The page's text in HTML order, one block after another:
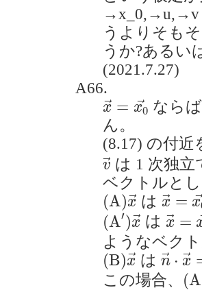
→x_0,→u,→v
うよりそも
うか?あるい
(2021.7.27)
A66.
→
x = →
x0
x→ x →
ならば
ん。
(8.17) の付
→
v
v →
は 1 次独立
ベクトルとし
(A)→
x
( A )x→は →
x = x
x→ =x
(A′)→
x
( A ′)x→は →
x =
x→
ようなベクト
(B)→
x
(B)x→は →
n ⋅ →
x
n→⋅x
この場合、 (A
( A